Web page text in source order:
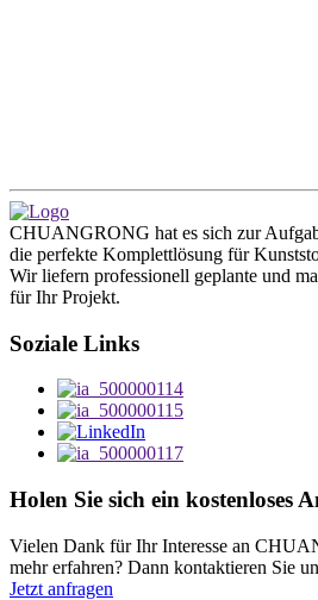
CHUANGRONG hat es sich zur
die perfekte Komplettlösung für
Wir liefern professionell geplante und
für Ihr Projekt.
Soziale Links
Holen Sie sich ein kostenloses
Vielen Dank für Ihr Interesse an
mehr erfahren? Dann kontaktieren Sie
Jetzt anfragen